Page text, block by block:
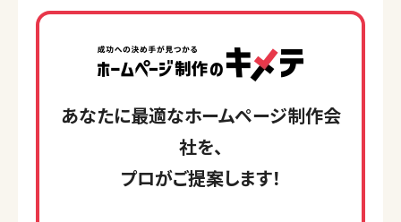
あなたに最適なホームページ制作会
社を、
プロがご提案します！